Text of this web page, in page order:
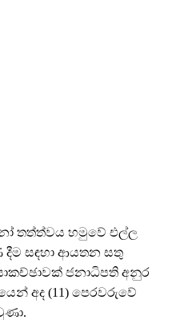
තත්ත්වය හමුවේ එල්ල
දීම සඳහා ආයතන සතු
ජනාධිපති අනුර
අද (11) පෙරවරුවේ